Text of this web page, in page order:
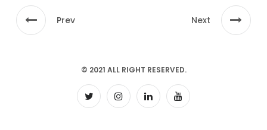
Prev Next
© 2021 ALL RIGHT RESERVED.